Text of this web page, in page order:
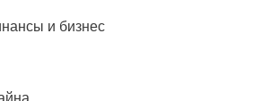
и бизнес